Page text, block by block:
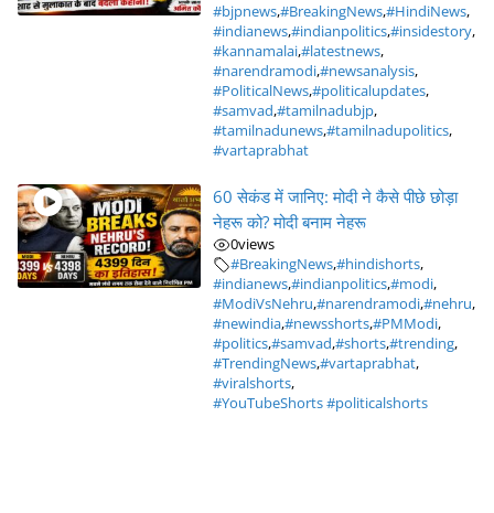
#bjpnews,#BreakingNews,#HindiNews,
#indianews,#indianpolitics,#insidestory,
#kannamalai,#latestnews,
#narendramodi,#newsanalysis,
#PoliticalNews,#politicalupdates,
#samvad,#tamilnadubjp,
#tamilnadunews,#tamilnadupolitics,
#vartaprabhat
60 सेकंड में जानिए: मोदी ने कैसे पीछे छोड़ा
नेहरू को? मोदी बनाम नेहरू
0views
#BreakingNews,#hindishorts,
#indianews,#indianpolitics,#modi,
#ModiVsNehru,#narendramodi,#nehru,
#newindia,#newsshorts,#PMModi,
#politics,#samvad,#shorts,#trending,
#TrendingNews,#vartaprabhat,
#viralshorts,
#YouTubeShorts #politicalshorts